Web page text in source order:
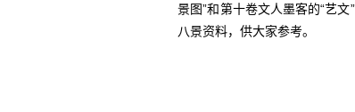
景图”和第十卷文人墨客的“艺
八景资料，供大家参考。